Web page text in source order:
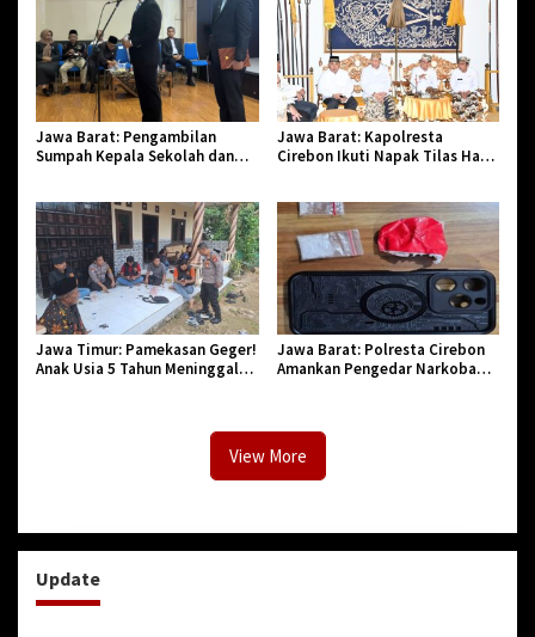
Jawa Barat: Pengambilan
Sumpah Kepala Sekolah dan
Pendidikan dan Birokrasi
Jawa Barat: Kapolresta
Cirebon Ikuti Napak Tilas Hari
Jawa Timur: Pamekasan Geger!
Anak Usia 5 Tahun Meninggal
Jawa Barat: Polresta Cirebon
Amankan Pengedar Narkoba
View More
Update